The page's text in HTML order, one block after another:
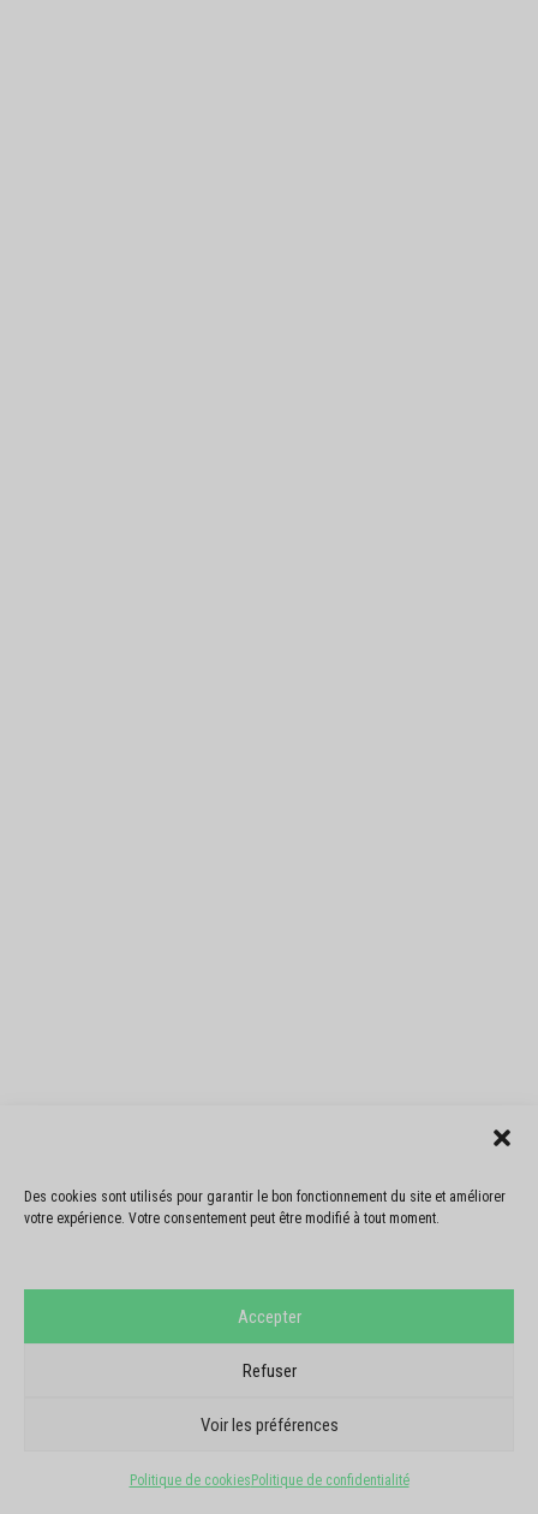
Des cookies sont utilisés pour garantir le bon fonctionnement du site et améliorer
votre expérience. Votre consentement peut être modifié à tout moment.
Accepter
Refuser
Voir les préférences
Politique de cookies Politique de confidentialité
ILS NOUS FONT
CONFIANCE